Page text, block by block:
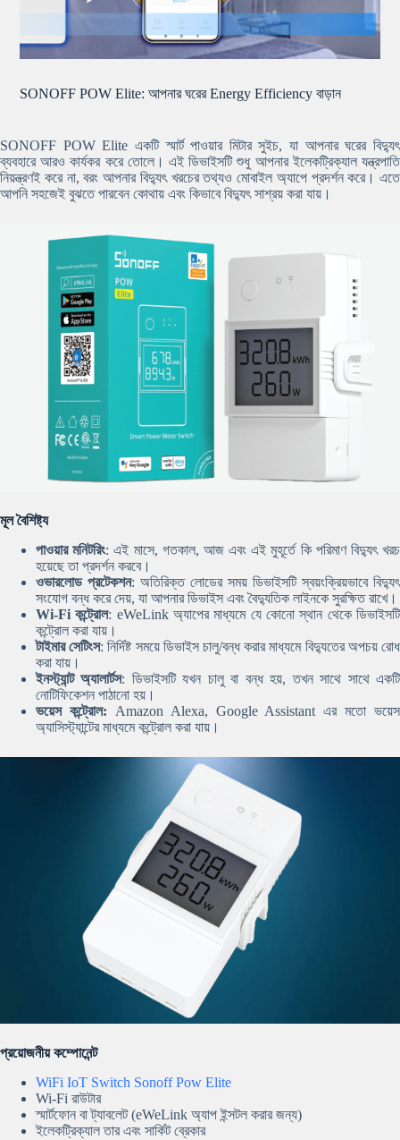
SONOFF POW Elite: আপনার ঘরের Energy Efficiency বাড়ান
SONOFF POW Elite একটি স্মার্ট পাওয়ার মিটার সুইচ, যা আপনার ঘরের বিদ্যুৎ
ব্যবহারে আরও কার্যকর করে তোলে। এই ডিভাইসটি শুধু আপনার ইলেকট্রিক্যাল যন্ত্রপাতি
নিয়ন্ত্রণই করে না, বরং আপনার বিদ্যুৎ খরচের তথ্যও মোবাইল অ্যাপে প্রদর্শন করে। এতে
আপনি সহজেই বুঝতে পারবেন কোথায় এবং কিভাবে বিদ্যুৎ সাশ্রয় করা যায়।
মূল বৈশিষ্ট্য
পাওয়ার মনিটরিং: এই মাসে, গতকাল, আজ এবং এই মুহূর্তে কি পরিমাণ বিদ্যুৎ খরচ
হয়েছে তা প্রদর্শন করবে।
ওভারলোড প্রটেকশন: অতিরিক্ত লোডের সময় ডিভাইসটি স্বয়ংক্রিয়ভাবে বিদ্যুৎ
সংযোগ বন্ধ করে দেয়, যা আপনার ডিভাইস এবং বৈদ্যুতিক লাইনকে সুরক্ষিত রাখে।
Wi-Fi কন্ট্রোল: eWeLink অ্যাপের মাধ্যমে যে কোনো স্থান থেকে ডিভাইসটি
কন্ট্রোল করা যায়।
টাইমার সেটিংস: নির্দিষ্ট সময়ে ডিভাইস চালু/বন্ধ করার মাধ্যমে বিদ্যুতের অপচয় রোধ
করা যায়।
ইনস্ট্যান্ট অ্যালার্টস: ডিভাইসটি যখন চালু বা বন্ধ হয়, তখন সাথে সাথে একটি
নোটিফিকেশন পাঠানো হয়।
ভয়েস কন্ট্রোল: Amazon Alexa, Google Assistant এর মতো ভয়েস
অ্যাসিস্ট্যান্টের মাধ্যমে কন্ট্রোল করা যায়।
প্রয়োজনীয় কম্পোনেন্ট
WiFi IoT Switch Sonoff Pow Elite
Wi-Fi রাউটার
স্মার্টফোন বা ট্যাবলেট (eWeLink অ্যাপ ইন্সটল করার জন্য)
ইলেকট্রিক্যাল তার এবং সার্কিট ব্রেকার